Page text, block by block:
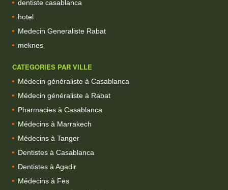
dentiste casablanca
hotel
Medecin Generaliste Rabat
meknes
CATEGORIES PAR VILLE
Médecin généraliste à Casablanca
Médecin généraliste à Rabat
Pharmacies à Casablanca
Médecins à Marrakech
Médecins à Tanger
Dentistes à Casablanca
Dentistes à Agadir
Médecins à Fes